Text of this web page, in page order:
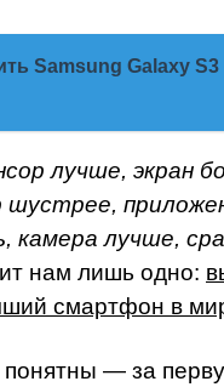
Samsung Galaxy
лучше, экран
шустрее,
камера лучше,
нам лишь одно:
смартфон в
— за